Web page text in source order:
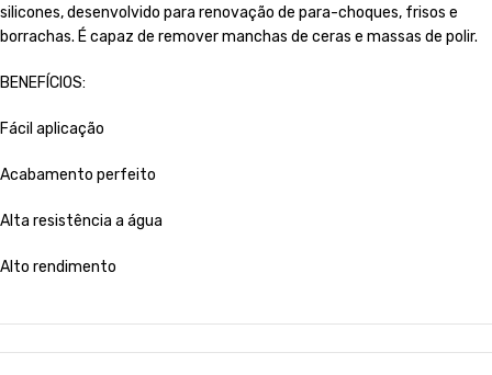
silicones, desenvolvido para renovação de para-choques, frisos e
borrachas. É capaz de remover manchas de ceras e massas de polir.
BENEFÍCIOS:
Fácil aplicação
Acabamento perfeito
Alta resistência a água
Alto rendimento